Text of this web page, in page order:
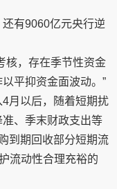
有9060亿元央行逆
核，存在季节性资金
平抑资金面波动。”
月以后，随着短期扰
、季末财政支出等
到期回收部分短期流
流动性合理充裕的